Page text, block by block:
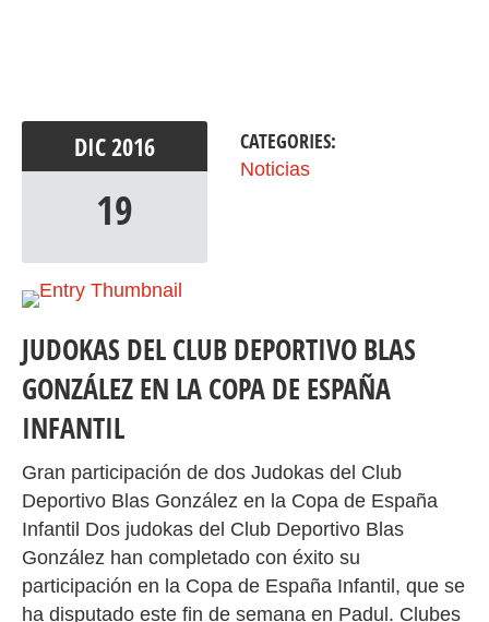
DIC2016
19
CATEGORIES:
Noticias
JUDOKAS DEL CLUB DEPORTIVO BLAS
GONZÁLEZ EN LA COPA DE ESPAÑA
INFANTIL
Gran participación de dos Judokas del Club
Deportivo Blas González en la Copa de España
Infantil Dos judokas del Club Deportivo Blas
González han completado con éxito su
participación en la Copa de España Infantil, que se
ha disputado este fin de semana en Padul. Clubes